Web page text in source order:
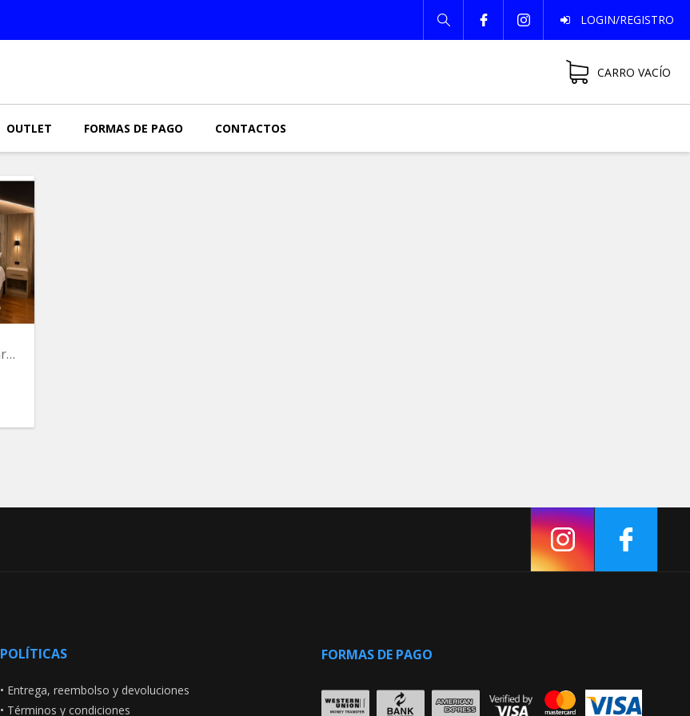
LOGIN/REGISTRO
CARRO VACÍO
OUTLET FORMAS DE PAGO CONTACTOS
Juego King Cali Espaldar Corrido 143.5x84 Base 79x80
POLÍTICAS
• Entrega, reembolso y devoluciones
• Términos y condiciones
FORMAS DE PAGO